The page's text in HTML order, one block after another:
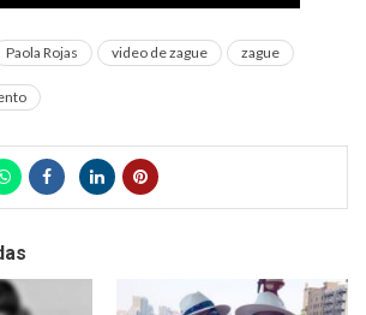
Paola Rojas video de zague zague